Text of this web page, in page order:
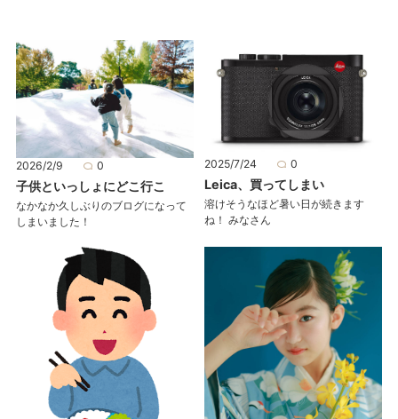
2026/2/9 0
子供といっしょにどこ行こ
なかなか久しぶりのブログになって
しまいました！
2025/7/24 0
Leica、買ってしまい
溶けそうなほど暑い日が続きます
ね！ みなさん